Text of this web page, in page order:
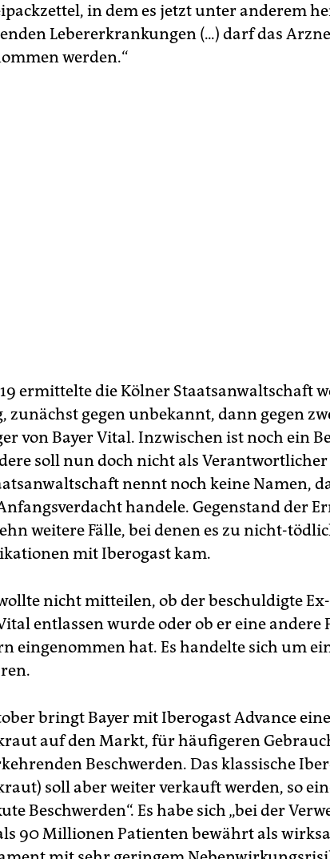
in dem es jetzt unter anderem
Lebererkrankungen (...) darf das
werden.“
ermittelte die Kölner Staatsanwaltschaft
zunächst gegen unbekannt, dann gegen
von Bayer Vital. Inzwischen ist noch ein
soll nun doch nicht als
nennt noch keine Namen,
handele. Gegenstand der
weitere Fälle, bei denen es zu nicht-
mit Iberogast kam.
nicht mitteilen, ob der beschuldigte
entlassen wurde oder ob er eine andere
eingenommen hat. Es handelte sich um
bringt Bayer mit Iberogast Advance
auf den Markt, für häufigeren
Beschwerden. Das klassische
soll aber weiter verkauft werden, so
Beschwerden“. Es habe sich „bei der
90 Millionen Patienten bewährt als